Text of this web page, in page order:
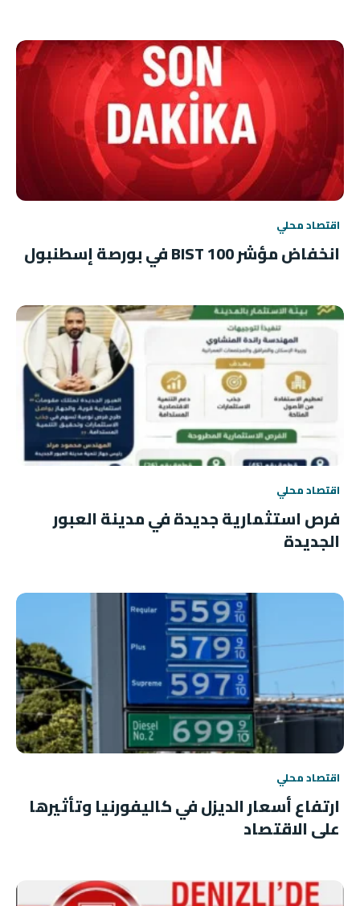
اقتصاد محلي
انخفاض مؤشر BIST 100 في بورصة إسطنبول
اقتصاد محلي
فرص استثمارية جديدة في مدينة العبور
الجديدة
اقتصاد محلي
ارتفاع أسعار الديزل في كاليفورنيا وتأثيرها
على الاقتصاد